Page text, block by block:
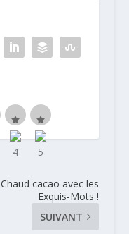
Chaud cacao avec les
Exquis-Mots !
SUIVANT